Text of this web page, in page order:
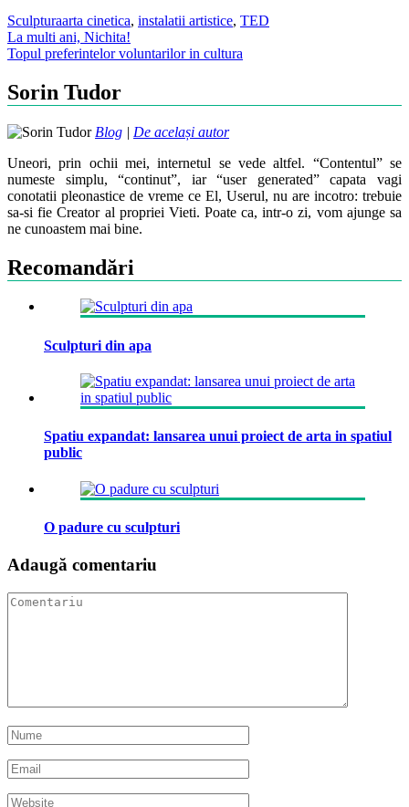
Sculpturaarta cinetica, instalatii artistice, TED
Post
navigation
La multi ani, Nichita!
Topul preferintelor voluntarilor in cultura
Sorin Tudor
Blog | De același autor
Uneori, prin ochii mei, internetul se vede altfel. “Contentul” se
numeste simplu, “continut”, iar “user generated” capata vagi
conotatii pleonastice de vreme ce El, Userul, nu are incotro: trebuie
sa-si fie Creator al propriei Vieti. Poate ca, intr-o zi, vom ajunge sa
ne cunoastem mai bine.
Recomandări
Sculpturi din apa
Spatiu expandat: lansarea unui proiect de arta in spatiul
public
O padure cu sculpturi
Adaugă comentariu